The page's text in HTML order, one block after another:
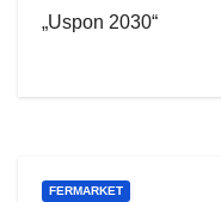
„Uspon 2030“
FERMARKET